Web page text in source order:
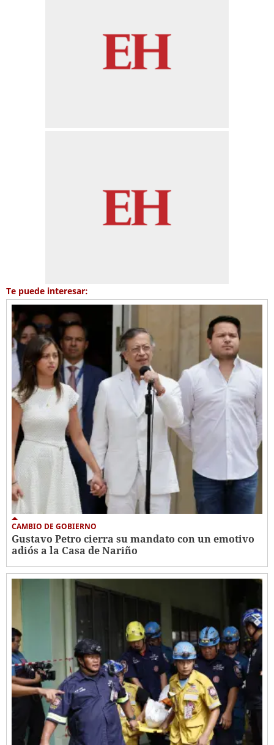
Te puede interesar:
CAMBIO DE GOBIERNO
Gustavo Petro cierra su mandato con un emotivo
adiós a la Casa de Nariño